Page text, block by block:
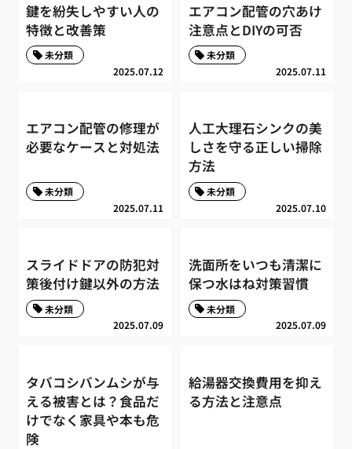
鍵を紛失しやすい人の
特徴と改善策
2025.07.12
未分類
エアコン配管の穴あけ
注意点とDIYの可否
2025.07.11
未分類
エアコン配管の修理が
必要なケースと対処法
2025.07.11
未分類
人工大理石シンクの美
しさを守る正しい掃除
方法
2025.07.10
未分類
スライドドアの防犯対
策後付け鍵以外の方法
2025.07.09
未分類
洗面所をいつも清潔に
保つ水はね対策習慣
2025.07.09
未分類
タバコシバンムシが与
える被害とは？食品だ
けでなく家具や本も危
険
給湯器交換費用を抑え
る方法と注意点